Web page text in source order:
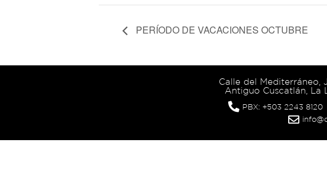
PERÍODO DE VACACIONES OCTUBRE
Calle del Mediterráneo,
Antiguo Cuscatlán, La
PBX: +503 2243 8120